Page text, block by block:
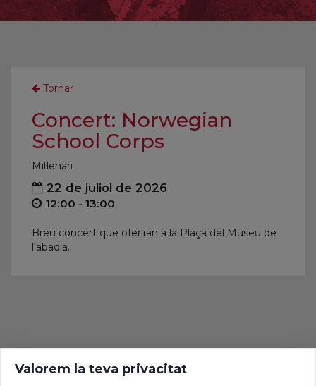
Ofrenes
Tornar
Concert: Norwegian
School Corps
Mil·lenari
22 de juliol de 2026
12:00 - 13:00
Breu concert que oferiran a la Plaça del Museu de
l'abadia.
Valorem la teva privacitat